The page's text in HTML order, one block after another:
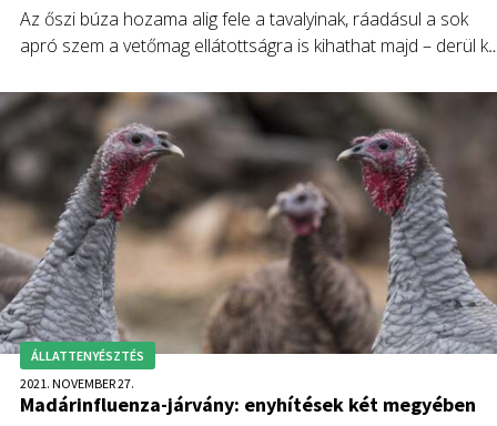
Az őszi búza hozama alig fele a tavalyinak, ráadásul a sok
apró szem a vetőmag ellátottságra is kihathat majd – derül ki
igazgatósága felméréséből.
ÁLLATTENYÉSZTÉS
2021. NOVEMBER 27.
Madárinfluenza-járvány: enyhítések két megyében